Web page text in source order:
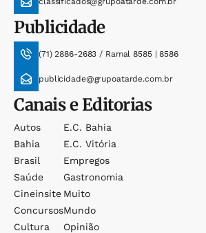
Publicidade
(71) 2886-2683 / Ramal 8585 | 8586
publicidade@grupoatarde.com.br
Canais e Editorias
Autos
Bahia
Brasil
Saúde
Cineinsite
Concursos
Cultura
E.c. Bahia
E.c. Vitória
Empregos
Gastronomia
Muito
Mundo
Opinião